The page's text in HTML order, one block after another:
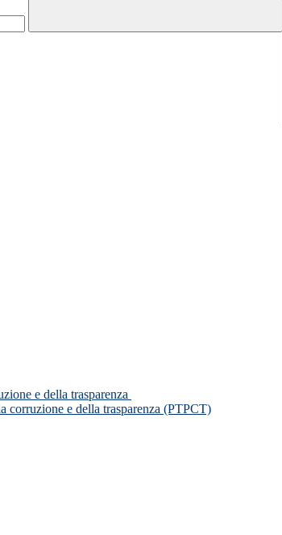
e della trasparenza
corruzione e della trasparenza (PTPCT)